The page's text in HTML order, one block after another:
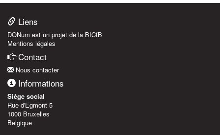
Liens
DONum est un projet de la BICfB
Mentions légales
Contact
Nous contacter
Informations
Siège social
Rue d'Egmont 5
1000 Bruxelles
Belgique